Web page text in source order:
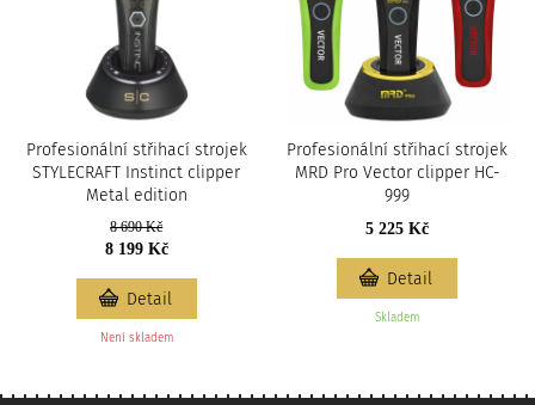
Profesionální střihací strojek
STYLECRAFT Instinct clipper
Metal edition
8 690 Kč
8 199 Kč
Není skladem
Detail
Profesionální střihací strojek
MRD Pro Vector clipper HC-
999
5 225 Kč
Skladem
Detail